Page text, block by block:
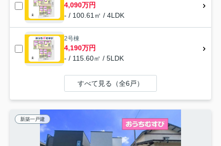
4,090万円
- / 100.61㎡ / 4LDK
2号棟
4,190万円
- / 115.60㎡ / 5LDK
すべて見る（全6戸）
新築一戸建